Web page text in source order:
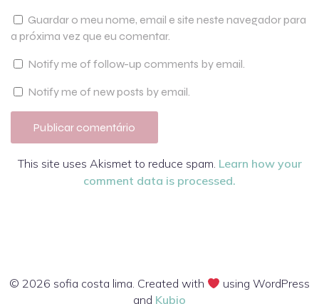
Guardar o meu nome, email e site neste navegador para
a próxima vez que eu comentar.
Notify me of follow-up comments by email.
Notify me of new posts by email.
This site uses Akismet to reduce spam. Learn how your
comment data is processed.
© 2026 sofia costa lima. Created with
using WordPress
and Kubio